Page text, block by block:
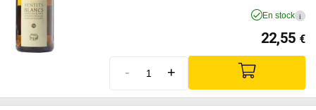
En stock i
22,55 €
- +